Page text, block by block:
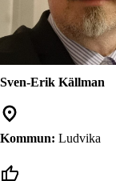
Sven-Erik Källman
Kommun: Ludvika